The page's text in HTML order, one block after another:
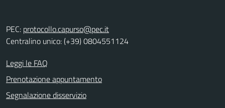
PEC: protocollo.capurso@pec.it
Centralino unico: (+39) 0804551124
Leggi le FAQ
Prenotazione appuntamento
Segnalazione disservizio